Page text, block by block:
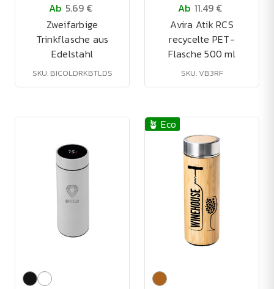
Ab 5.69 €
Zweifarbige
Trinkflasche aus
Edelstahl
SKU: BICOLDRKBTLDS
Ab 11.49 €
Avira Atik RCS
recycelte PET-
Flasche 500 ml
SKU: VB3RF
🪴 Eco